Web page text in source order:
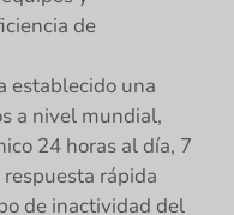
de
establecido una
a nivel mundial,
24 horas al día, 7
rápida
de inactividad del